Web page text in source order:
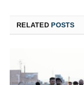
RELATED POSTS